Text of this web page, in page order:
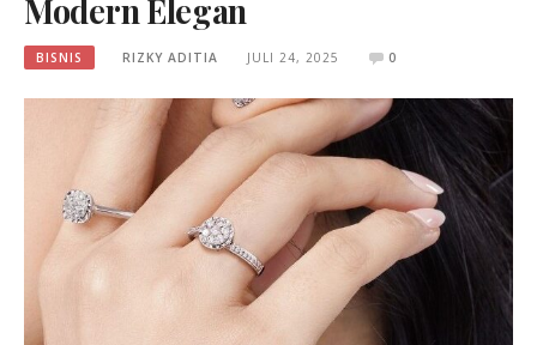
Modern Elegan
BISNIS RIZKY ADITIA JULI 24, 2025 0